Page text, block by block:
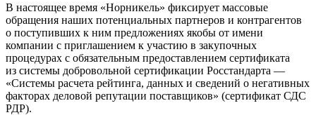
В настоящее время «Норникель» фиксирует массовые
обращения наших потенциальных партнеров и контрагентов
о поступивших к ним предложениях якобы от имени
компании с приглашением к участию в закупочных
процедурах с обязательным предоставлением сертификата
из системы добровольной сертификации Росстандарта —
«Системы расчета рейтинга, данных и сведений о негативных
факторах деловой репутации поставщиков» (сертификат СДС
РДР).